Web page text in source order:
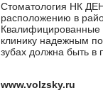
Стоматология НК
расположению в
Квалифицированные
клинику надежным
зубах должна быть в
www.volzsky.ru